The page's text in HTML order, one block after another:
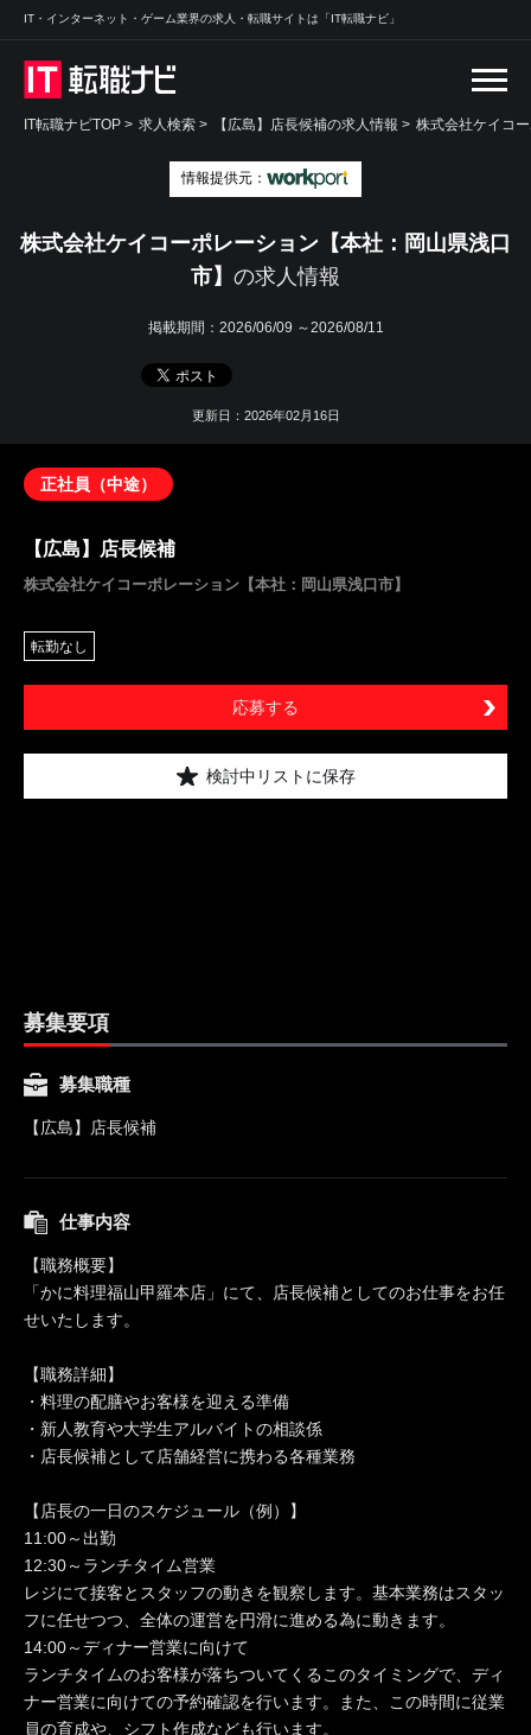
IT・インターネット・ゲーム業界の求人・転職サイトは「IT転職ナビ」
IT転職ナビTOP > 求人検索 > 【広島】店長候補の求人情報 > 株式会社ケイコ
情報提供元：
株式会社ケイコーポレーション【本社：岡山県浅口
市】 の求人情報
掲載期間： 2026/06/09 ～2026/08/11
更新日：2026年02月16日
正社員（中途）
【広島】店長候補
株式会社ケイコーポレーション【本社：岡山県浅口市】
転勤なし
応募する
検討中リストに保存
募集要項
募集職種
【広島】店長候補
仕事内容
【職務概要】
「かに料理福山甲羅本店」にて、店長候補としてのお仕事をお任
せいたします。
【職務詳細】
・料理の配膳やお客様を迎える準備
・新人教育や大学生アルバイトの相談係
・店長候補として店舗経営に携わる各種業務
【店長の一日のスケジュール（例）】
11:00～出勤
12:30～ランチタイム営業
レジにて接客とスタッフの動きを観察します。基本業務はスタッ
フに任せつつ、全体の運営を円滑に進める為に動きます。
14:00～ディナー営業に向けて
ランチタイムのお客様が落ちついてくるこのタイミングで、ディ
ナー営業に向けての予約確認を行います。また、この時間に従業
員の育成や、シフト作成なども行います。